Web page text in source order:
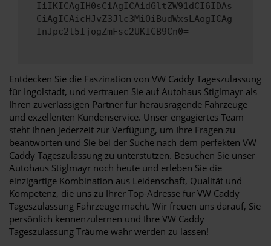
IiIKICAgIH0sCiAgICAidGltZW91dCI6IDAs
CiAgICAicHJvZ3Jlc3MiOiBudWxsLAogICAg
InJpc2t5IjogZmFsc2UKICB9Cn0=
Entdecken Sie die Faszination von VW Caddy Tageszulassung
für Ingolstadt, und vertrauen Sie auf Autohaus Stiglmayr als
Ihren zuverlässigen Partner für herausragende Fahrzeuge
und exzellenten Kundenservice. Unser engagiertes Team
steht Ihnen jederzeit zur Verfügung, um Ihre Fragen zu
beantworten und Sie bei der Suche nach dem perfekten VW
Caddy Tageszulassung zu unterstützen. Besuchen Sie unser
Autohaus Stiglmayr noch heute und erleben Sie die
einzigartige Kombination aus Leidenschaft, Qualität und
Kompetenz, die uns zu Ihrer Top-Adresse für VW Caddy
Tageszulassung Fahrzeuge macht. Wir freuen uns darauf, Sie
persönlich kennenzulernen und Ihre VW Caddy
Tageszulassung Träume wahr werden zu lassen!